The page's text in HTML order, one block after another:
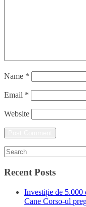
Name *
Email *
Website
Recent Posts
Investiție de
Cane Corso-ul